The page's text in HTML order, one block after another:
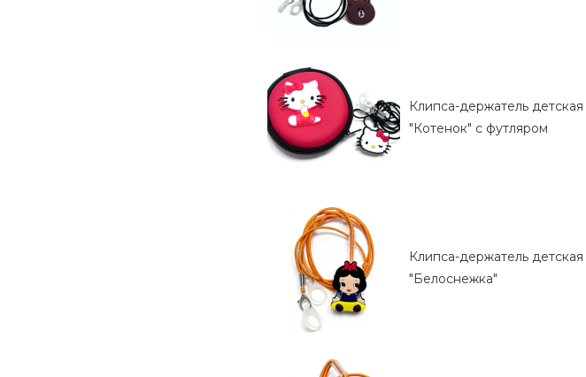
Клипса-держатель детская
"Котенок" с футляром
Клипса-держатель детская
"Белоснежка"